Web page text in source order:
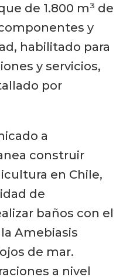
de 1.800 m³ de
y
habilitado para
y servicios,
por
a
construir
en Chile,
de
baños con el
Amebiasis
de mar.
a nivel